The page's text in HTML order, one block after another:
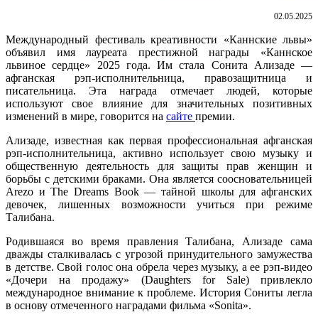
02.05.2025
Международный фестиваль креативности «Каннские львы»
объявил имя лауреата престижной награды «Каннское
львиное сердце» 2025 года. Им стала Сонита Ализаде —
афганская рэп-исполнительница, правозащитница и
писательница. Эта награда отмечает людей, которые
используют свое влияние для значительных позитивных
изменений в мире, говорится на сайте премии.
Ализаде, известная как первая профессиональная афганская
рэп-исполнительница, активно использует свою музыку и
общественную деятельность для защиты прав женщин и
борьбы с детскими браками. Она является соосновательницей
Arezo и The Dreams Book — тайной школы для афганских
девочек, лишенных возможности учиться при режиме
Талибана.
Родившаяся во время правления Талибана, Ализаде сама
дважды сталкивалась с угрозой принудительного замужества
в детстве. Свой голос она обрела через музыку, а ее рэп-видео
«Дочери на продажу» (Daughters for Sale) привлекло
международное внимание к проблеме. История Сониты легла
в основу отмеченного наградами фильма «Sonita».